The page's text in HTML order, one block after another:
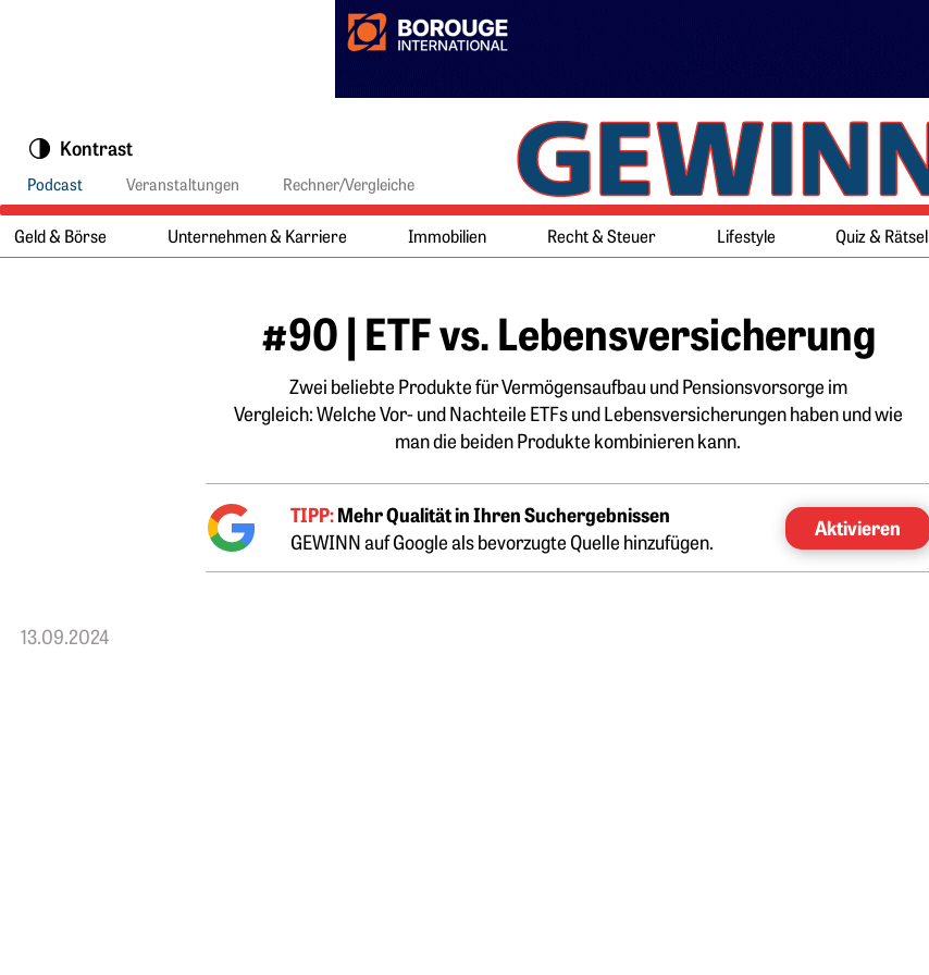
Kontrast
Podcast Veranstaltungen Rechner/Vergleiche
Hauptmenü:
Geld & Börse Unternehmen & Karriere Immobilien Recht & Steuer Lifestyle Quiz & Rätsel
#90 | ETF vs. Lebensversicherung
Zwei beliebte Produkte für Vermögensaufbau und Pensionsvorsorge im
Vergleich: Welche Vor- und Nachteile ETFs und Lebensversicherungen haben und wie
man die beiden Produkte kombinieren kann.
TIPP:Mehr Qualität in Ihren Suchergebnissen
GEWINN auf Google als bevorzugte Quelle hinzufügen.
Aktivieren
13.09.2024